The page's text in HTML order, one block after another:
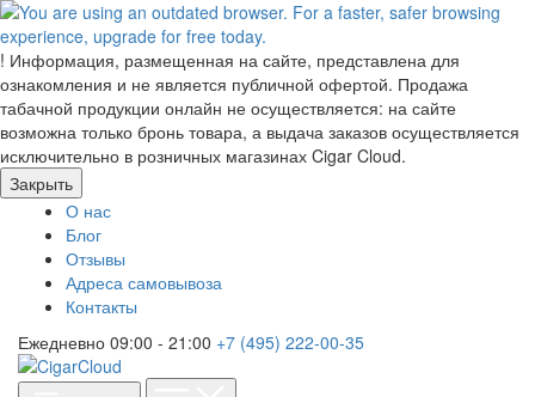
! Информация, размещенная на сайте, представлена для
ознакомления и не является публичной офертой. Продажа
табачной продукции онлайн не осуществляется: на сайте
возможна только бронь товара, а выдача заказов осуществляется
исключительно в розничных магазинах Cigar Cloud.
Закрыть
О нас
Блог
Отзывы
Адреса самовывоза
Контакты
Ежедневно 09:00 - 21:00 +7 (495) 222-00-35